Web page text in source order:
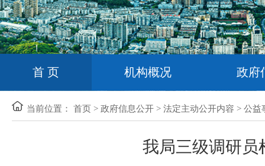
首 页 机构概况 政府
当前位置： 首页 > 政府信息公开 > 法定主动公开内容 > 公益
我局三级调研员